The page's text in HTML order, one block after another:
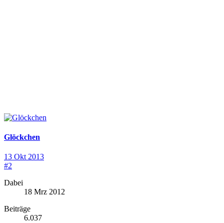
Glöckchen
13 Okt 2013
#2
Dabei
18 Mrz 2012
Beiträge
6.037